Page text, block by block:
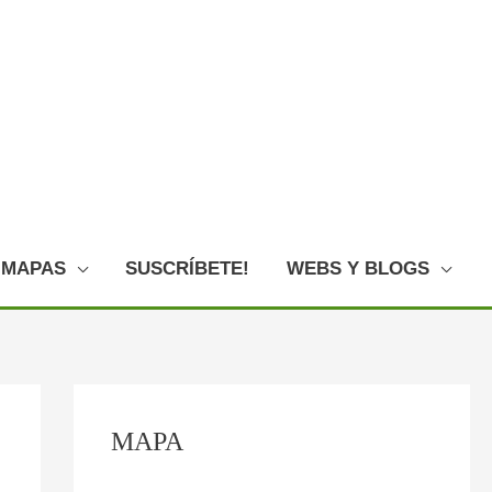
MAPAS SUSCRÍBETE! WEBS Y BLOGS
MAPA
o